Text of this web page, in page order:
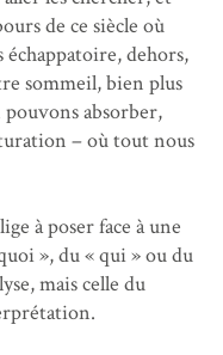
de ce siècle où
dehors,
sommeil, bien plus
pouvons absorber,
– où tout nous
à poser face à une
», du « qui » ou du
mais celle du